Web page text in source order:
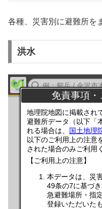
各種、災害別に避難所を
洪水